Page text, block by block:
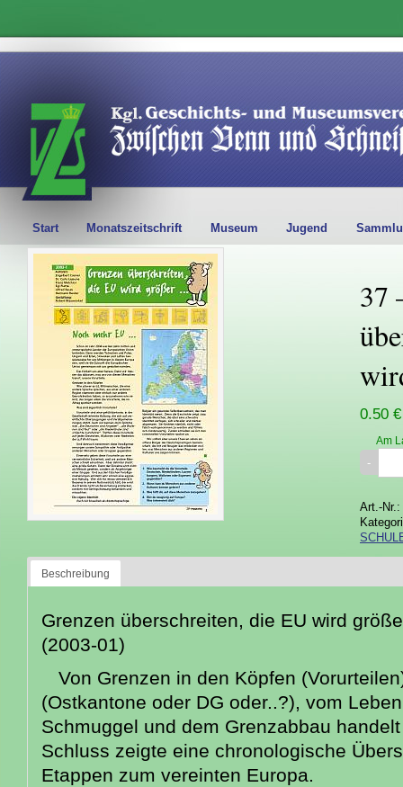
Start Monatszeitschrift Museum Jugend
37
0.50 €
Am
Art.-Nr.:
Beschreibung
Grenzen überschreiten, die EU wird
(2003-01)
Von Grenzen in den Köpfen
(Ostkantone oder DG oder..?), vom
Schmuggel und dem Grenzabbau
Schluss zeigte eine chronologische
Etappen zum vereinten Europa.